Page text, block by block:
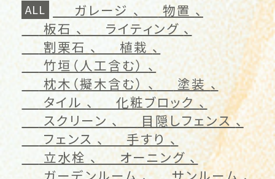
ALL ガレージ
物置
板石
ライティング
割栗石
植栽
竹垣（人工含む）
枕木（擬木含む）
塗装
タイル
化粧ブロック
スクリーン
目隠しフェンス
フェンス
手すり
立水栓
オーニング